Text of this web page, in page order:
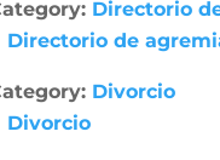
Directorio
Directorio de
Divorcio
Divorcio